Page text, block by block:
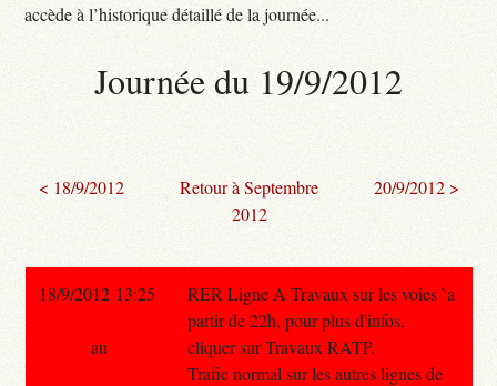
accède à l’historique détaillé de la journée...
Journée du 19/9/2012
< 18/9/2012
Retour à Septembre
2012
20/9/2012 >
18/9/2012 13:25
RER Ligne A Travaux sur les voies `a
partir de 22h, pour plus d'infos,
cliquer sur Travaux RATP.
Trafic normal sur les autres lignes de
au